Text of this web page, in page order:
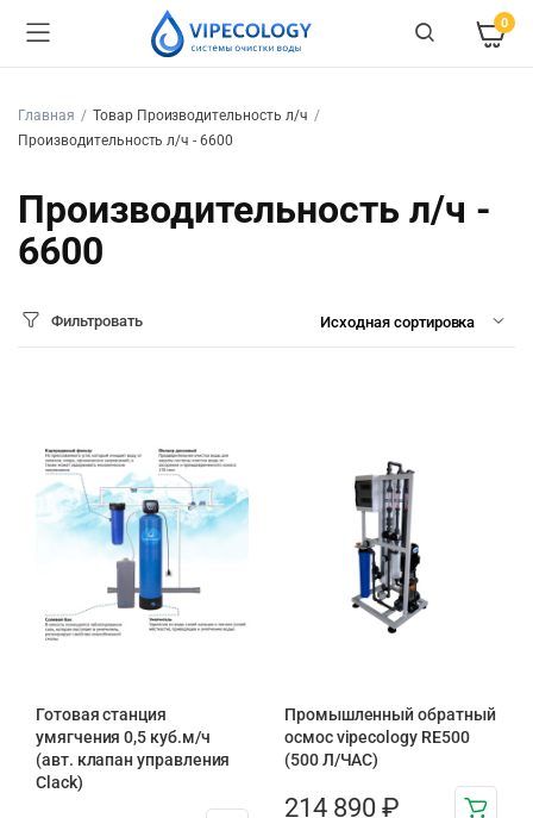
0
Главная
Товар Производительность л/ч
Производительность л/ч - 6600
Производительность л/ч -
6600
Фильтровать
Готовая станция
умягчения 0,5 куб.м/ч
(авт. клапан управления
Clack)
Промышленный обратный
осмос vipecology RE500
(500 Л/ЧАС)
214 890 ₽